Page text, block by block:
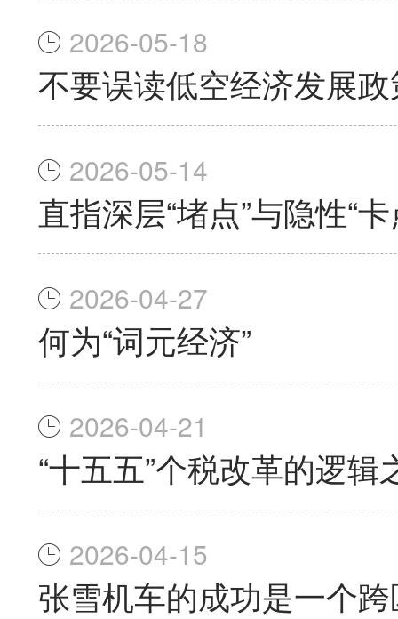
2026-05-18
不要误读低空经济发展
2026-05-14
直指深层“堵点”与隐性“
2026-04-27
何为“词元经济”
2026-04-21
“十五五”个税改革的逻辑
2026-04-15
张雪机车的成功是一个